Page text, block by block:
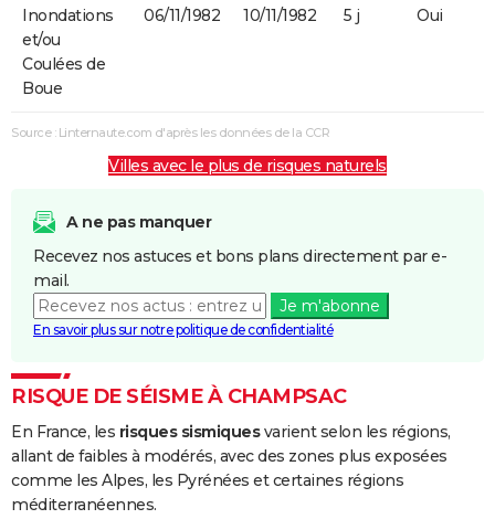
Inondations
et/ou
Coulées de
Boue
06/11/1982 10/11/1982 5 j Oui
Source : Linternaute.com d'après les données de la CCR
Villes avec le plus de risques naturels
A ne pas manquer
Recevez nos astuces et bons plans directement par e-
mail.
Je m'abonne
En savoir plus sur notre politique de confidentialité
RISQUE DE SÉISME À CHAMPSAC
En France, les risques sismiquesvarient selon les régions,
allant de faibles à modérés, avec des zones plus exposées
comme les Alpes, les Pyrénées et certaines régions
méditerranéennes.